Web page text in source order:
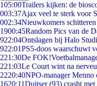
105:00Trailers kijken: de
003:37Ajax veel te sterk voor
002:34Nieuwkomers
1900:45Random Pics van de
922:04Ontslagen bij Halo
922:01PS5-doos waarschuwt
221:30De
221:03Le Court wint na
2220:40NPO-manager Menno
1620:11Duitser (93) crasht